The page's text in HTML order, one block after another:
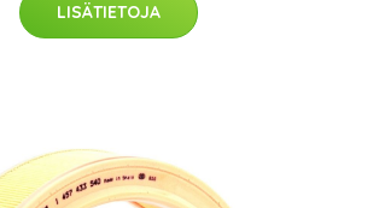
LISÄTIETOJA